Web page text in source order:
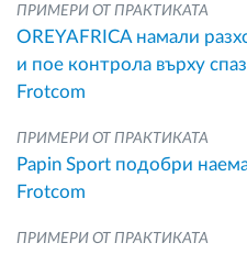
ПРИМЕРИ ОТ ПРАКТИКАТА
OREYAFRICA намали
и пое контрола върху
Frotcom
ПРИМЕРИ ОТ ПРАКТИКАТА
Papin Sport подобри
Frotcom
ПРИМЕРИ ОТ ПРАКТИКАТА